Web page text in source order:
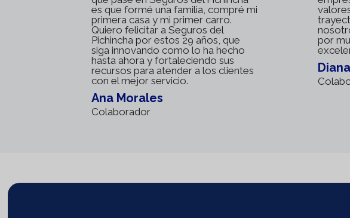
es que formé una familia, compré mi
primera casa y mi primer carro.
Quiero felicitar a Seguros del
Pichincha por estos 29 años, que
siga innovando como lo ha hecho
hasta ahora y fortaleciendo sus
recursos para atender a los clientes
con el mejor servicio.
Ana Morales
Colaborador
por